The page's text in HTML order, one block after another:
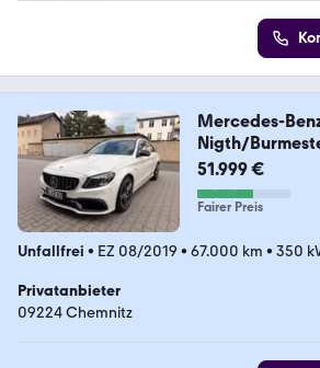
Mercedes-
Nigth/
GA/Pano
51.999 €
Fairer Preis
Unfallfrei • EZ 08/2019 • 67.000 km • 350
Privatanbieter
09224 Chemnitz